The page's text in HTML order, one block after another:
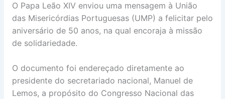
O Papa Leão XIV enviou uma mensagem à União
das Misericórdias Portuguesas (UMP) a felicitar pelo
aniversário de 50 anos, na qual encoraja à missão
de solidariedade.
O documento foi endereçado diretamente ao
presidente do secretariado nacional, Manuel de
Lemos, a propósito do Congresso Nacional das